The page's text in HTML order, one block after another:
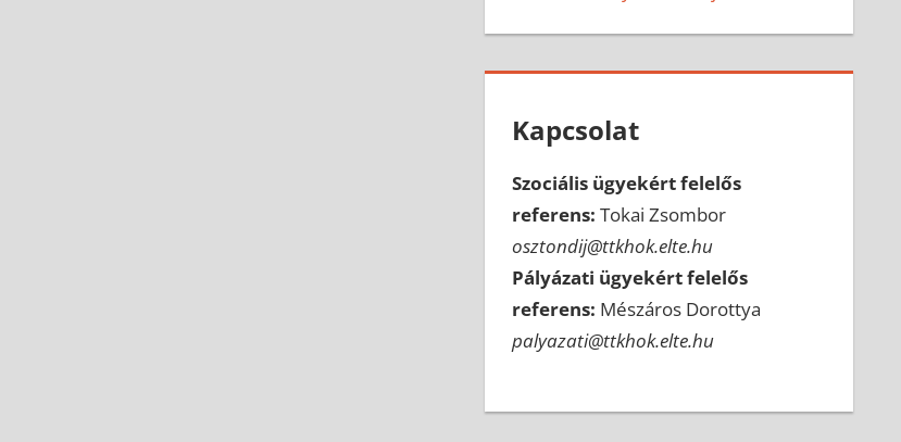
Kapcsolat
Szociális ügyekért felelős
referens: Tokai Zsombor
osztondij@ttkhok.elte.hu
Pályázati ügyekért felelős
referens: Mészáros Dorottya
palyazati@ttkhok.elte.hu